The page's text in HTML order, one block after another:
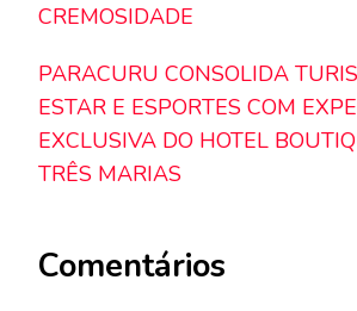
CREMOSIDADE
PARACURU CONSOLIDA
ESTAR E ESPORTES COM
EXCLUSIVA DO HOTEL
TRÊS MARIAS
Comentários